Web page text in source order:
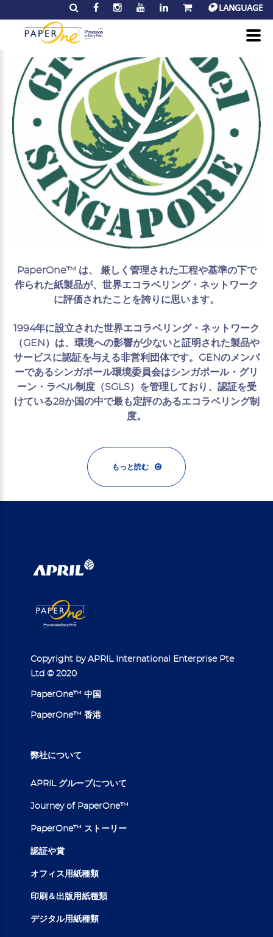
LANGUAGE
PaperOne™ は、 厳しく管理された工程や基準の下で
作られた紙製品が、世界エコラベリング・ネットワーク
に評価されたことを誇りに思います。
1994年に設立された世界エコラベリング・ネットワーク
（GEN）は、環境への影響が少ないと証明された製品や
サービスに認証を与える非営利団体です。GENのメンバ
ーであるシンガポール環境委員会はシンガポール・グリ
ーン・ラベル制度（SGLS）を管理しており、認証を受
けている28か国の中で最も定評のあるエコラベリング制
度。
もっと読む
Copyright by APRIL International Enterprise Pte
Ltd © 2020
PaperOne™ 中国
PaperOne™ 香港
弊社について
APRIL グループについて
Journey of PaperOne™
PaperOne™ ストーリー
認証や賞
オフィス用紙種類
印刷＆出版用紙種類
デジタル用紙種類